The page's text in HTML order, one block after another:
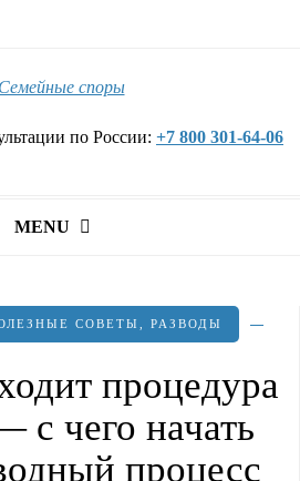
по России: +7 800 301-64-06
MENU
СОВЕТЫ РАЗВОДЫ
процедура
с чего начать
процесс